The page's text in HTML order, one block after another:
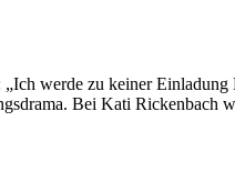
werde zu keiner
Bei Kati Rickenbach